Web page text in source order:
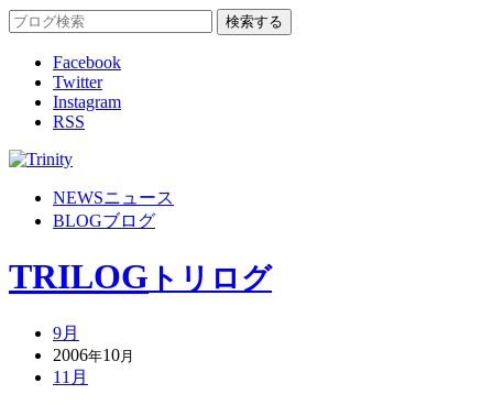
Facebook
Twitter
Instagram
RSS
NEWSニュース
BLOGブログ
TRILOG トリログ
9月
2006年10 月
11月